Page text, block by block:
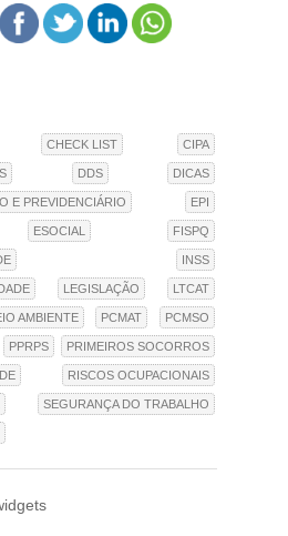
CHECK LIST CIPA
DDS DICAS
E PREVIDENCIÁRIO EPI
ESOCIAL FISPQ
INSS
LEGISLAÇÃO LTCAT
AMBIENTE PCMAT PCMSO
PPRPS PRIMEIROS SOCORROS
RISCOS OCUPACIONAIS
SEGURANÇA DO TRABALHO